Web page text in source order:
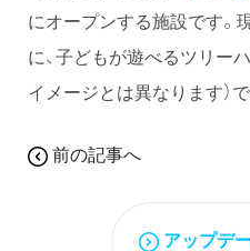
にオープンする施設です。
に、子どもが遊べるツリー
イメージとは異なります）で
前の記事へ
アップデ